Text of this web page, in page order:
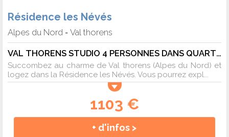
Résidence les Névés
Alpes du Nord - Val thorens
VAL THORENS STUDIO 4 PERSONNES DANS QUARTIER VIVANT - 4 pers. - 25m2 - TV - Animaux admis
Succombez au charme de Val thorens (Alpes du Nord) et
logez dans la Résidence les Névés. Vous pourrez expl...
1103 €
+ d'infos >